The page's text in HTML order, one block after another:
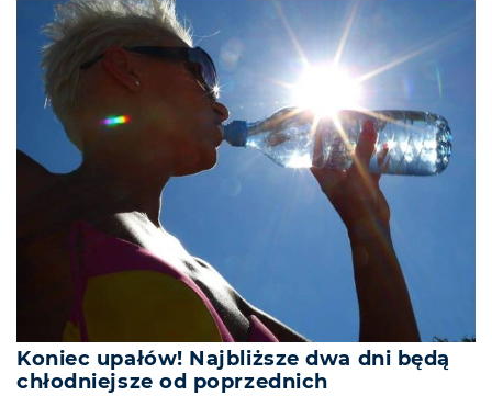
Koniec upałów! Najbliższe dwa dni będą
chłodniejsze od poprzednich